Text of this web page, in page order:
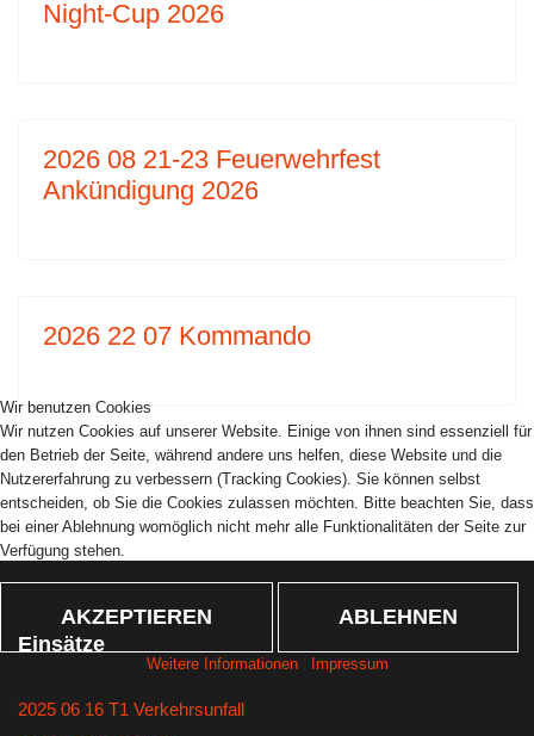
Night-Cup 2026
2026 08 21-23 Feuerwehrfest
Ankündigung 2026
2026 22 07 Kommando
Einsätze
2025 06 16 T1 Verkehrsunfall
Wir benutzen Cookies
Wir nutzen Cookies auf unserer Website. Einige von ihnen sind essenziell für
den Betrieb der Seite, während andere uns helfen, diese Website und die
Nutzererfahrung zu verbessern (Tracking Cookies). Sie können selbst
entscheiden, ob Sie die Cookies zulassen möchten. Bitte beachten Sie, dass
bei einer Ablehnung womöglich nicht mehr alle Funktionalitäten der Seite zur
Verfügung stehen.
AKZEPTIEREN ABLEHNEN
Weitere Informationen| Impressum